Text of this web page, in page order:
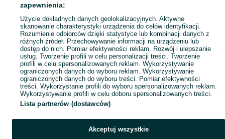
Mapa ministron
Popularne wyszukiwania
zapewnienia:
Użycie dokładnych danych geolokalizacyjnych. Aktywne
skanowanie charakterystyki urządzenia do celów identyfikacji.
Rozumienie odbiorców dzięki statystyce lub kombinacji danych z
różnych źródeł. Przechowywanie informacji na urządzeniu lub
dostęp do nich. Pomiar efektywności reklam. Rozwój i ulepszanie
usług. Tworzenie profili w celu personalizacji treści. Tworzenie
profili w celu spersonalizowanych reklam. Wykorzystywanie
ograniczonych danych do wyboru reklam. Wykorzystywanie
ograniczonych danych do wyboru treści. Pomiar efektywności
treści. Wykorzystanie profili do wyboru spersonalizowanych reklam.
Wykorzystywanie profili w celu doboru spersonalizowanych treści.
Lista partnerów (dostawców)
Akceptuj wszystkie